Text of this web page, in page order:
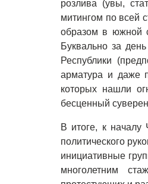
розлива (увы,
митингом по всей
образом в южной
Буквально за
Республики
арматура и даже
которых нашли
бесценный
В итоге, к началу
политического
инициативные
многолетним